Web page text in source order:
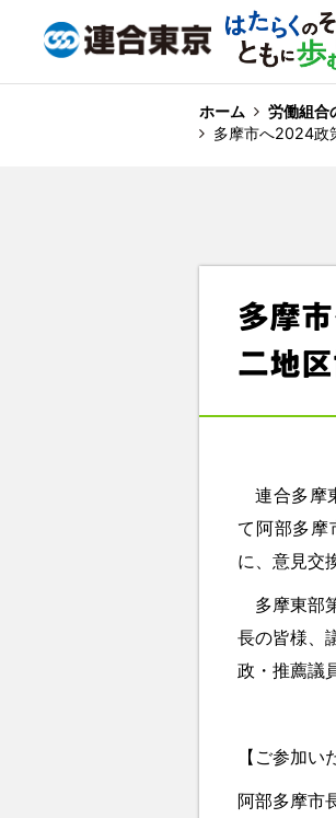
ホーム 労働組合
多摩市へ2024政
多摩
二地
連合多摩
て阿部多摩
に、意見交
多摩東部
長の皆様、
政・推薦議
【ご参加い
阿部多摩市